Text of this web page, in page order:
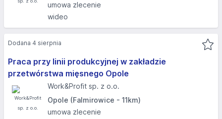
umowa zlecenie
wideo
Praca przy linii produkcyjnej w zakładzie
przetwórstwa mięsnego Opole
Work&Profit sp. z o.o.
Opole (Falmirowice - 11km)
umowa zlecenie
Dodana 4 sierpnia